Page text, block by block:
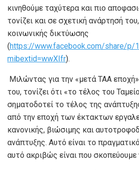
κινηθούμε ταχύτερα και πιο
τονίζει και σε σχετική ανάρτησή
κοινωνικής δικτύωσης
(https://www.facebook.com/share/p/
mibextid=wwXIfr).
Μιλώντας για την «μετά ΤΑΑ
του, τονίζει ότι «το τέλος του
σηματοδοτεί το τέλος της
από την εποχή των έκτακτων
κανονικής, βιώσιμης και
ανάπτυξης. Αυτό είναι το
αυτό ακριβώς είναι που σκοπεύουμε